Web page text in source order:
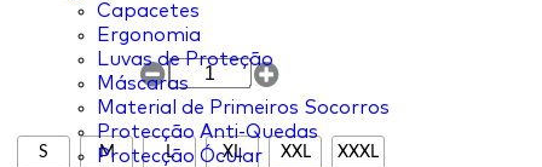
Capacetes
Ergonomia
Luvas de Proteção
Máscaras
Material de Primeiros Socorros
Protecção Anti-Quedas
Protecção Ócular
S M L XL XXL XXXL